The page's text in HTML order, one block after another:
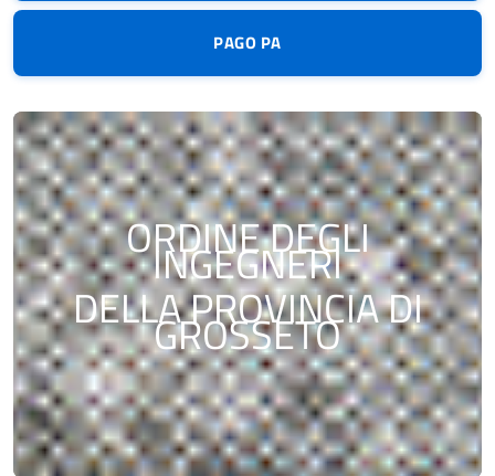
PAGO PA
ORDINE DEGLI
INGEGNERI
DELLA PROVINCIA DI
GROSSETO